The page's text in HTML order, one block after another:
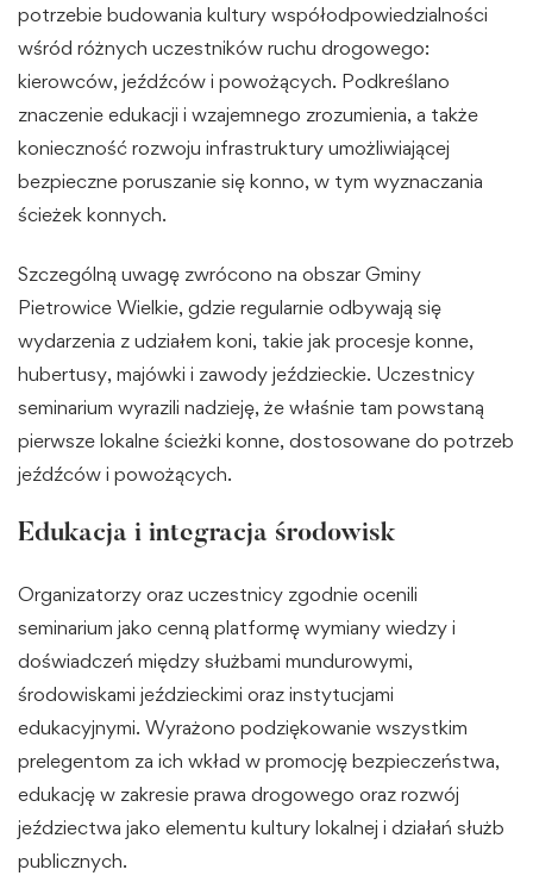
potrzebie budowania kultury współodpowiedzialności
wśród różnych uczestników ruchu drogowego:
kierowców, jeźdźców i powożących. Podkreślano
znaczenie edukacji i wzajemnego zrozumienia, a także
konieczność rozwoju infrastruktury umożliwiającej
bezpieczne poruszanie się konno, w tym wyznaczania
ścieżek konnych.
Szczególną uwagę zwrócono na obszar Gminy
Pietrowice Wielkie, gdzie regularnie odbywają się
wydarzenia z udziałem koni, takie jak procesje konne,
hubertusy, majówki i zawody jeździeckie. Uczestnicy
seminarium wyrazili nadzieję, że właśnie tam powstaną
pierwsze lokalne ścieżki konne, dostosowane do potrzeb
jeźdźców i powożących.
Edukacja i integracja środowisk
Organizatorzy oraz uczestnicy zgodnie ocenili
seminarium jako cenną platformę wymiany wiedzy i
doświadczeń między służbami mundurowymi,
środowiskami jeździeckimi oraz instytucjami
edukacyjnymi. Wyrażono podziękowanie wszystkim
prelegentom za ich wkład w promocję bezpieczeństwa,
edukację w zakresie prawa drogowego oraz rozwój
jeździectwa jako elementu kultury lokalnej i działań służb
publicznych.